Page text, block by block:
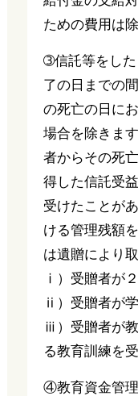
ための費用は
➂信託等をし
了の日までの
の死亡の日に
場合を除きま
者からその死
得した信託受
受けたことが
ける管理残額
は遺贈により
ⅰ）受贈者が
ⅱ）受贈者が
ⅲ）受贈者が
る教育訓練を
④教育資金管